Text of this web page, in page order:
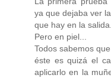
ya que dejaba ver
que hay en la salida.
Pero en piel...
Todos sabemos
éste es quizá el
aplicarlo en la